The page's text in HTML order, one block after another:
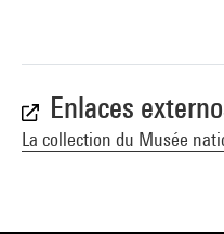
Enlaces
La collection du Musée